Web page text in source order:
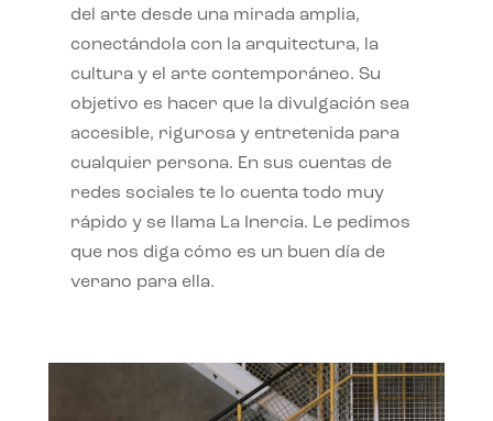
del arte desde una mirada amplia,
conectándola con la arquitectura, la
cultura y el arte contemporáneo. Su
objetivo es hacer que la divulgación sea
accesible, rigurosa y entretenida para
cualquier persona. En sus cuentas de
redes sociales te lo cuenta todo muy
rápido y se llama La Inercia. Le pedimos
que nos diga cómo es un buen día de
verano para ella.